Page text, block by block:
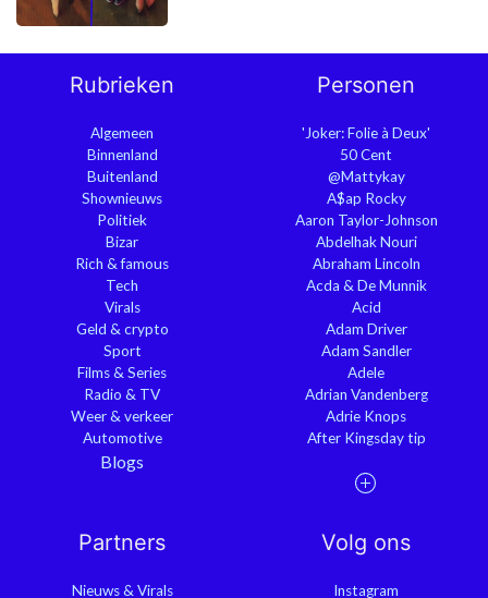
Rubrieken
Algemeen
Binnenland
Buitenland
Shownieuws
Politiek
Bizar
Rich & famous
Tech
Virals
Geld & crypto
Sport
Films & Series
Radio & TV
Weer & verkeer
Automotive
Blogs
Personen
'Joker: Folie à Deux'
50 Cent
@Mattykay
A$ap Rocky
Aaron Taylor-Johnson
Abdelhak Nouri
Abraham Lincoln
Acda & De Munnik
Acid
Adam Driver
Adam Sandler
Adele
Adrian Vandenberg
Adrie Knops
After Kingsday tip
Partners
Nieuws & Virals
Volg ons
Instagram